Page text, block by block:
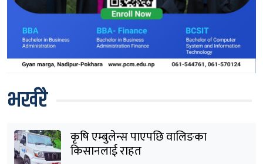
भर्खरै
कृषि एम्बुलेन्स पाएपछि वालिङका
किसानलाई राहत